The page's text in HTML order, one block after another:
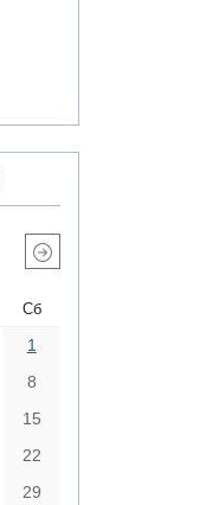
Сб
1
8
15
22
29